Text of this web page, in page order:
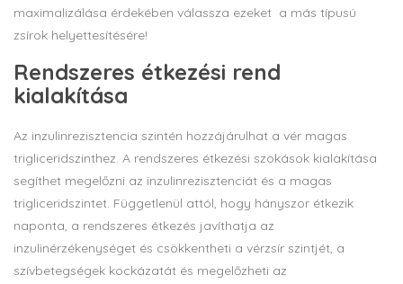
maximalizálása érdekében válassza ezeket a más típusú
zsírok helyettesítésére!
Rendszeres étkezési rend
kialakítása
Az inzulinrezisztencia szintén hozzájárulhat a vér magas
trigliceridszinthez. A rendszeres étkezési szokások kialakítása
segíthet megelőzni az inzulinrezisztenciát és a magas
trigliceridszintet. Függetlenül attól, hogy hányszor étkezik
naponta, a rendszeres étkezés javíthatja az
inzulinérzékenységet és csökkentheti a vérzsír szintjét, a
szívbetegségek kockázatát és megelőzheti az